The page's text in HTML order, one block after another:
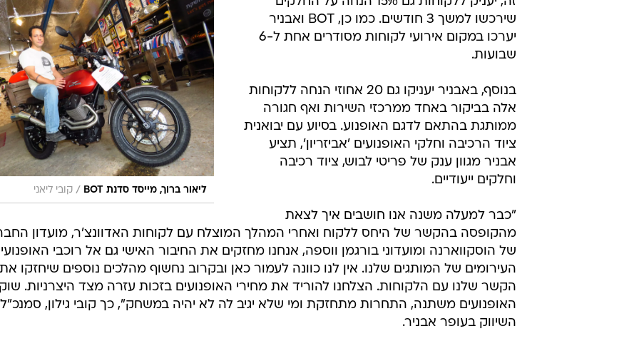
ליאור ברוך, מייסד סדנת BOT / קובי ליאני
שירכשו למשך 3 חודשים. כמו כן, BOT ואבניר
יערכו במקום אירועי לקוחות מסודרים אחת ל-6
שבועות.
בנוסף, באבניר יעניקו גם 20 אחוזי הנחה ללקוחות
אלה בביקור באחד ממרכזי השירות ואף חגורה
ממותגת בהתאם לדגם האופנוע. בסיוע עם יבואנית
ציוד הרכיבה וחלקי האופנועים 'אביזריון', תציע
אבניר מגוון ענק של פריטי לבוש, ציוד רכיבה
וחלקים ייעודיים.
"כבר למעלה משנה אנו חושבים איך לצאת
מהקופסה בהקשר של היחס ללקוח ואחרי המהלך המוצלח עם לקוחות האדוונצ'ר, מועדון
של הוסקווארנה ומועדוני בורגמן ווספה, אנחנו מחזקים את החיבור האישי גם אל רוכבי
העירומים של המותגים שלנו. אין לנו כוונה לעמור כאן ובקרוב נחשוף מהלכים נוספים שיחזקו את
הקשר שלנו עם הלקוחות. הצלחנו להוריד את מחירי האופנועים בזכות עזרה מצד היצרניות.
האופנועים משתנה, התחרות מתחזקת ומי שלא יגיב לה לא יהיה במשחק", כך קובי גילון, סמנכ"ל
השיווק בעופר אבניר.